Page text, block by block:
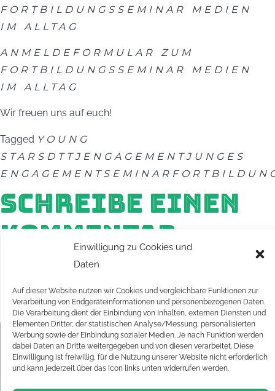
Einwilligung zu Cookies und
Daten
Auf dieser Website nutzen wir Cookies und vergleichbare Funktionen zur
Verarbeitung von Endgeräteinformationen und personenbezogenen Daten.
Die Verarbeitung dient der Einbindung von Inhalten, externen Diensten und
Elementen Dritter, der statistischen Analyse/Messung, personalisierten
Werbung sowie der Einbindung sozialer Medien. Je nach Funktion werden
dabei Daten an Dritte weitergegeben und von diesen verarbeitet. Diese
Einwilligung ist freiwillig, für die Nutzung unserer Website nicht erforderlich
und kann jederzeit über das Icon links unten widerrufen werden.
FORTBILDUNGSSEMINAR MEDIEN
IM ALLTAG
ANMELDEFORMULAR ZUM
FORTBILDUNGSSEMINAR MEDIEN
IM ALLTAG
Wir freuen uns auf euch!
Tagged YOUNG
STARS DTTJ ENGAGEMENTJUNGES
ENGAGEMENTSEMINAR
SCHREIBE EINEN
KOMMENTAR
Deine E-Mail-Adresse wird nicht veröffentlicht.
Felder sind mit * markiert
Kommentar*